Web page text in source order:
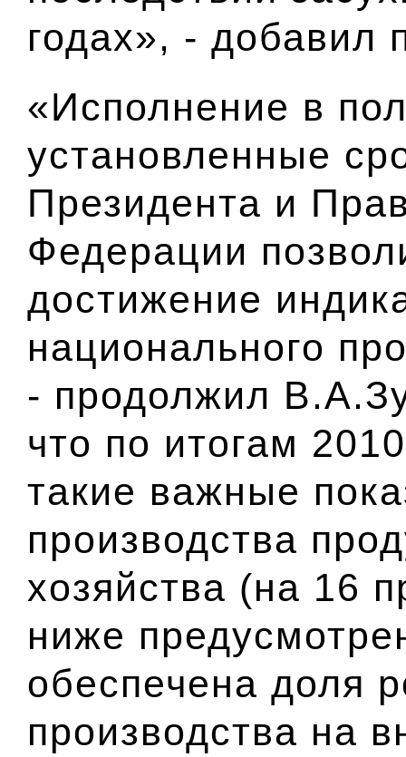
годах», - добавил
«Исполнение в
установленные
Президента и
Федерации
достижение
национального
- продолжил
что по итогам
такие важные
производства
хозяйства (на 16
ниже
обеспечена доля
производства на